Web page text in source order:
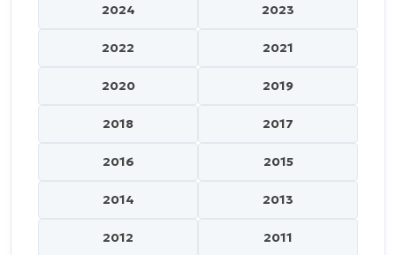
2024 2023
2022 2021
2020 2019
2018 2017
2016 2015
2014 2013
2012 2011